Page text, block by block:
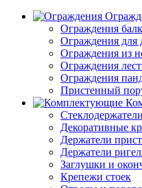
Ограждения
Ограждения для
Ограждения из
Ограждения
Ограждения
Пристенный
Стеклодержатели
Декоративные
Держатели
Держатели
Заглушки и
Крепежи стоек